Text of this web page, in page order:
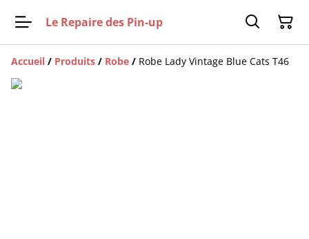
Le Repaire des Pin-up
Accueil / Produits / Robe / Robe Lady Vintage Blue Cats T46